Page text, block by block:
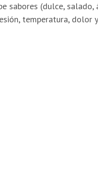
sabores (dulce, salado,
temperatura, dolor